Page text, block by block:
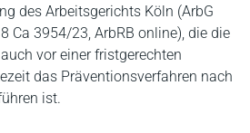
des Arbeitsgerichts Köln (ArbG
Ca 3954/23, ArbRB online), die die
vor einer fristgerechten
das Präventionsverfahren nach
ist.